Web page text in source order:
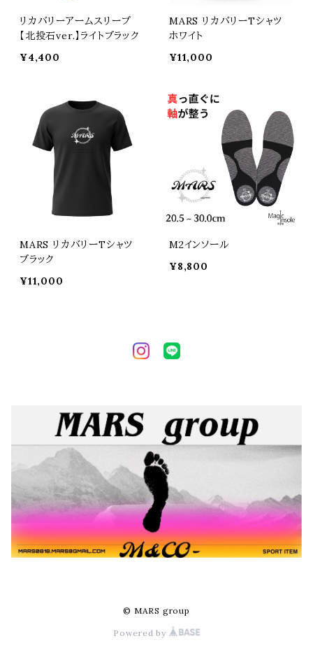
リカバリーアームスリーブ
【北投石ver.】ライトブラック
¥4,400
MARS リカバリーTシャツ
ホワイト
¥11,000
MARS リカバリーTシャツ
ブラック
¥11,000
M2インソール
¥8,800
© MARS group
Powered by